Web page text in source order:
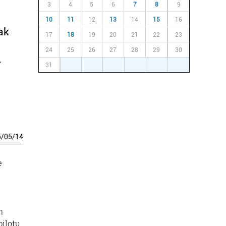
/05/14
3 4 5 6 7 8 9
10 11 12 13 14 15 16
17 18 19 20 21 22 23
24 25 26 27 28 29 30
31